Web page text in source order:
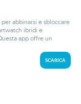
abbinarsi e sbloccare
ibridi e
app offre un
SCARICA